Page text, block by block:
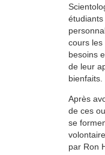
cours les
besoins
de leur
bienfaits.
Après
de ces
se
par Ron